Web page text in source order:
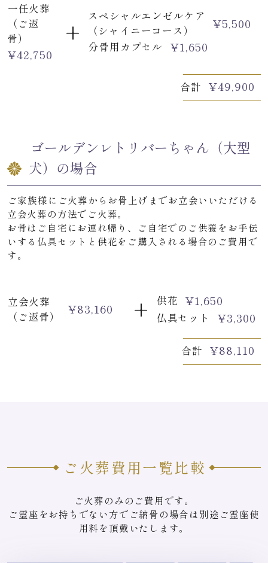
一任火葬
（ご返
骨）
¥42,750
+
スペシャルエンゼルケア
（シャイニーコース）
¥5,500
分骨用カプセル ¥1,650
合計 ¥49,900
ゴールデンレトリバーちゃん（大型
犬）の場合
ご家族様にご火葬からお骨上げまでお立会いいただける
立会火葬の方法でご火葬。
お骨はご自宅にお連れ帰り、ご自宅でのご供養をお手伝
いする仏具セットと供花をご購入される場合のご費用で
す。
立会火葬
（ご返骨）
¥83,160 + 供花 ¥1,650
仏具セット ¥3,300
合計 ¥88,110
ご火葬費用一覧比較
ご火葬のみのご費用です。
ご霊座をお持ちでない方でご納骨の場合は別途ご霊座使
用料を頂戴いたします。